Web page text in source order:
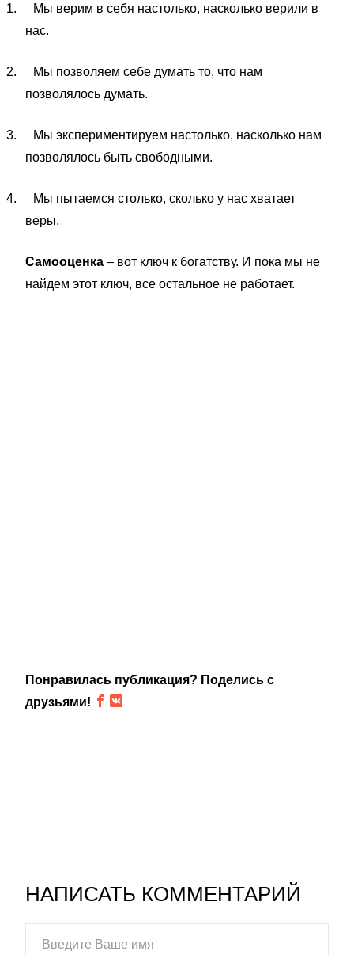
1.
Мы верим в себя настолько, насколько верили в
нас.
2.
Мы позволяем себе думать то, что нам
позволялось думать.
3.
Мы экспериментируем настолько, насколько нам
позволялось быть свободными.
4.
Мы пытаемся столько, сколько у нас хватает
веры.
Самооценка – вот ключ к богатству. И пока мы не
найдем этот ключ, все остальное не работает.
Понравилась публикация? Поделись с
друзьями!
НАПИСАТЬ КОММЕНТАРИЙ